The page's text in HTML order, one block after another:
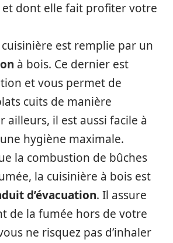
et dont elle fait profiter votre
est remplie par un
à bois. Ce dernier est
et vous permet de
cuits de manière
ailleurs, il est aussi facile à
hygiène maximale.
la combustion de bûches
la cuisinière à bois est
d’évacuation. Il assure
de la fumée hors de votre
ne risquez pas d’inhaler